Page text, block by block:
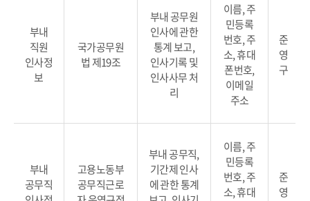
부내
직원
인사정
보
국가공무원
법 제19조
부내 공무원
인사에 관한
통계 보고,
인사기록 및
인사사무 처
리
이름, 주
민등록
번호, 주
소, 휴대
폰번호,
이메일
주소
준
영
구
부내
공무직
고용노동부
공무직근로
부내 공무직,
기간제 인사
에 관한 통계
이름, 주
민등록
번호, 주
소, 휴대
준
영